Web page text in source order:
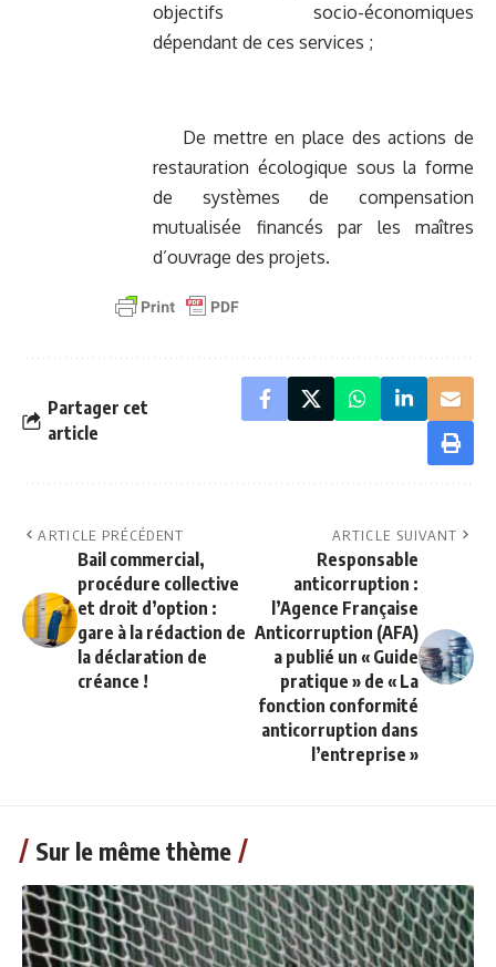
objectifs socio-économiques
dépendant de ces services ;
De mettre en place des actions de
restauration écologique sous la forme
de systèmes de compensation
mutualisée financés par les maîtres
d’ouvrage des projets.
Partager cet
article
ARTICLE PRÉCÉDENT
Bail commercial,
procédure collective
et droit d’option :
gare à la rédaction de
la déclaration de
créance !
ARTICLE SUIVANT
Responsable
anticorruption :
l’Agence Française
Anticorruption (AFA)
a publié un « Guide
pratique » de « La
fonction conformité
anticorruption dans
l’entreprise »
Sur le même thème